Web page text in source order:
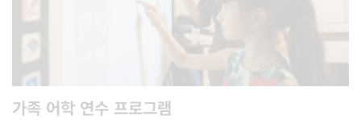
가족 어학 연수 프로그램